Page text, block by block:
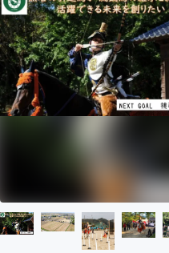
テクノロジー・ガ
映像・映画
まちづくり・地
CAMPFIRE for Social
CAMPFIREふるさと